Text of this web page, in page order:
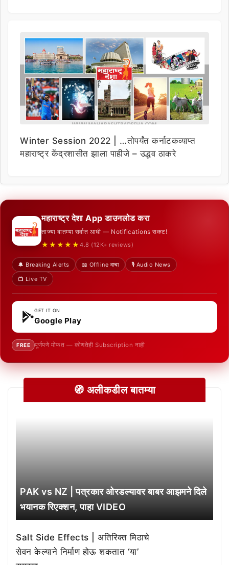
Winter Session 2022 | …तोपर्यंत कर्नाटकव्याप्त
महाराष्ट्र केंद्रशासीत झाला पाहीजे – उद्धव ठाकरे
महाराष्ट्र देशा App डाउनलोड करा
ताज्या बातम्या सर्वात आधी — Notifications सकट!
★★★★★ 4.8 (12K+ reviews)
🔔 Breaking Alerts 📖 Offline वाचा
🎙️ Audio News
📺 Live TV
GET IT ON
Google Play
FREE पूर्णपणे मोफत — कोणतेही Subscription नाही
🧭 अलीकडील बातम्या
PAK vs NZ | पत्रकार ओरडल्यावर बाबर आझमने दिले
भयानक रिएक्शन, पाहा VIDEO
Salt Side Effects | अतिरिक्त मिठाचे
सेवन केल्याने निर्माण होऊ शकतात ‘या’